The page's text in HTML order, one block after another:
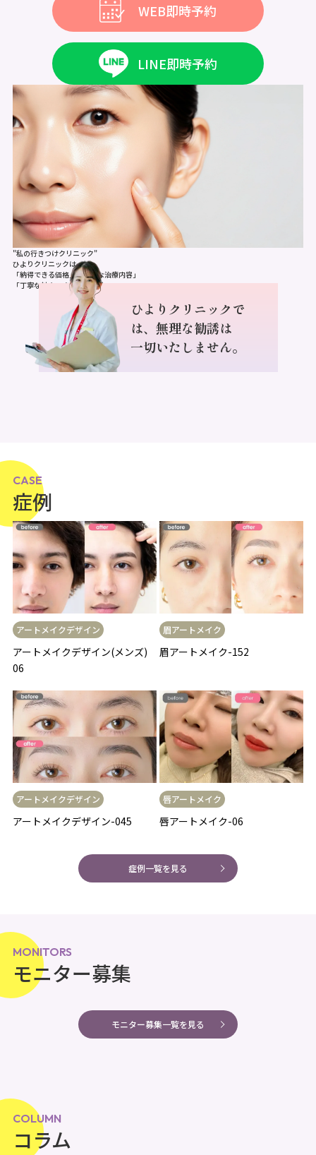
WEB即時予約
LINE即時予約
"私の行きつけクリニック"
ひよりクリニックは
「納得できる価格」「誠実な治療内容」
「丁寧な対応」を目指します。
ひよりクリニックで
は、 無理な勧誘は
一切いたしません。
CASE
症例
アートメイクデザイン
アートメイクデザイン(メンズ)
06
眉アートメイク
眉アートメイク-152
アートメイクデザイン
アートメイクデザイン-045
唇アートメイク
唇アートメイク-06
症例一覧を見る
MONITORS
モニター募集
モニター募集一覧を見る
COLUMN
コラム